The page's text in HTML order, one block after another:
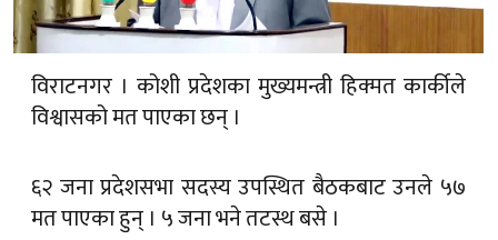
विराटनगर । कोशी प्रदेशका मुख्यमन्त्री हिक्मत कार्कीले
विश्वासको मत पाएका छन् ।
६२ जना प्रदेशसभा सदस्य उपस्थित बैठकबाट उनले ५७
मत पाएका हुन् । ५ जना भने तटस्थ बसे ।